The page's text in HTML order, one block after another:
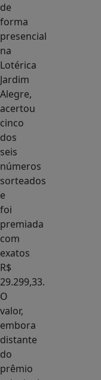
de
forma
presencial
na
Lotérica
Jardim
Alegre,
acertou
cinco
dos
seis
números
sorteados
e
foi
premiada
com
exatos
R$
29.299,33.
O
valor,
embora
distante
do
prêmio